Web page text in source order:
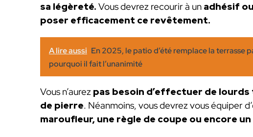
sa légèreté. Vous devrez recourir à un adhésif
poser efficacement ce revêtement.
A lire aussi En 2025, le patio d’été remplace la terrasse
pourquoi il fait l’unanimité
Vous n’aurez pas besoin d’effectuer de
de pierre. Néanmoins, vous devrez vous équiper
maroufleur, une règle de coupe ou encore